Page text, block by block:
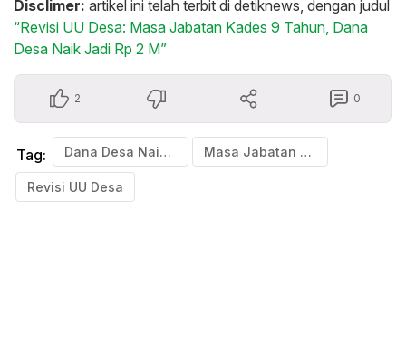
Disclimer: artikel ini telah terbit di detiknews, dengan judul
“Revisi UU Desa: Masa Jabatan Kades 9 Tahun, Dana
Desa Naik Jadi Rp 2 M”
2 0
Tag: Dana Desa Naik Jadi Rp 2 M Masa Jabatan Kades 9 Tahun
Revisi UU Desa